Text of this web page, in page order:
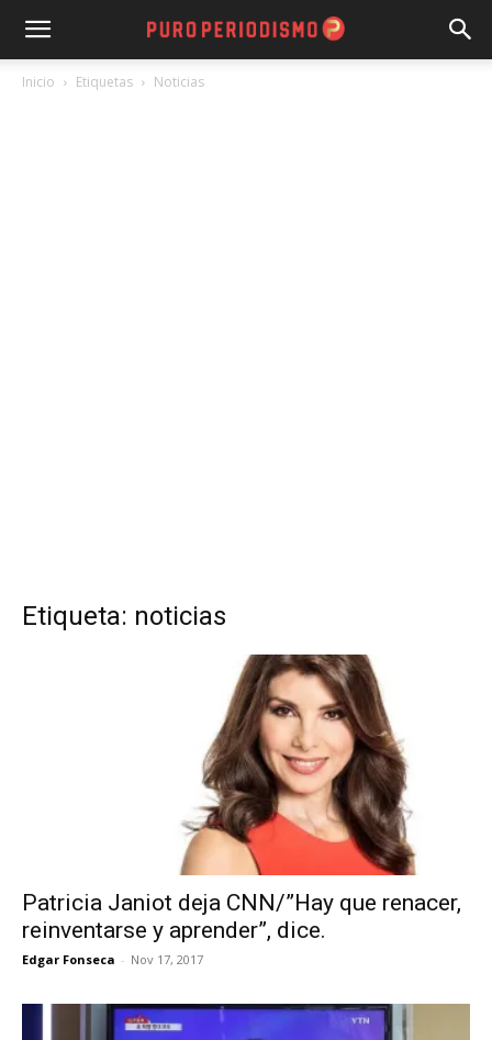
Inicio Etiquetas Noticias
Etiqueta: noticias
Patricia Janiot deja CNN/”Hay que renacer,
reinventarse y aprender”, dice.
Edgar Fonseca - Nov 17, 2017